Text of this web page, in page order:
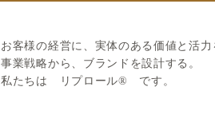
お客様の経営に、実体のある価値と活
​事業戦略から、ブランドを設計する。
私たちは
リプロール® です。